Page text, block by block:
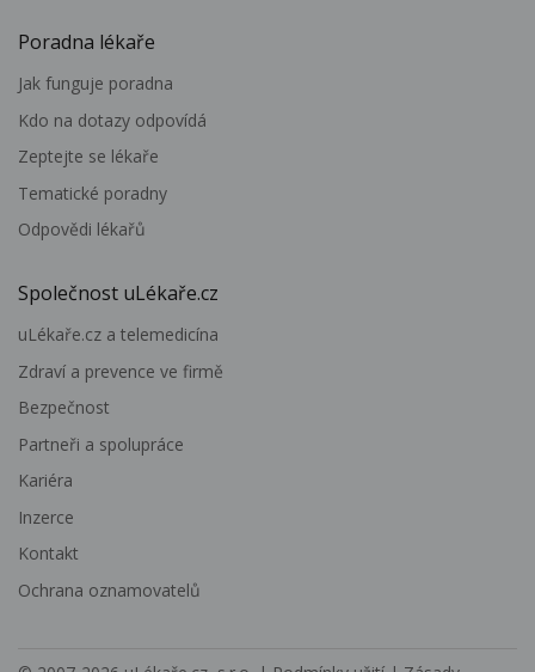
Poradna lékaře
Jak funguje poradna
Kdo na dotazy odpovídá
Zeptejte se lékaře
Tematické poradny
Odpovědi lékařů
Společnost uLékaře.cz
uLékaře.cz a telemedicína
Zdraví a prevence ve firmě
Bezpečnost
Partneři a spolupráce
Kariéra
Inzerce
Kontakt
Ochrana oznamovatelů